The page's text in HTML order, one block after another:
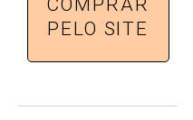
COMPRAR
PELO SITE